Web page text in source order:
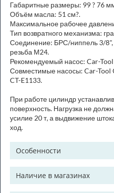
Габаритные размеры: 99 ? 76
Объём масла: 51 см?.
Максимальное рабочее
Тип возвратного механизма:
Соединение: БРС/ниппель 3/8",
резьба М24.
Рекомендуемый насос: Car-
Совместимые насосы: Car-Tool
CT-E1133.
При работе цилиндр
поверхность. Нагрузка не
усилие 20 т, а выдвижение
ход.
Особенности
Наличие в магазинах